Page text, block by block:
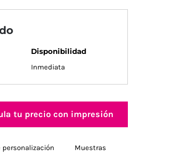
Disponibilidad
Inmediata
tu precio con impresión
personalización Muestras